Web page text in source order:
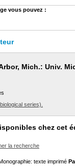
vous pouvez :
Mich.: Univ.
series).
chez cet
la recherche